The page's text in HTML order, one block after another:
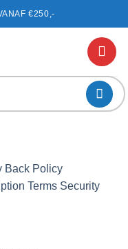
€250,-
Back Policy
Terms Security